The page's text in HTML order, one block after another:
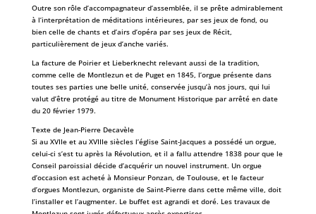
Outre son rôle d’accompagnateur d’assemblée, il se prête admirablement
à l’interprétation de méditations intérieures, par ses jeux de fond, ou
bien celle de chants et d’airs d’opéra par ses jeux de Récit,
particulièrement de jeux d’anche variés.
La facture de Poirier et Lieberknecht relevant aussi de la tradition,
comme celle de Montlezun et de Puget en 1845, l’orgue présente dans
toutes ses parties une belle unité, conservée jusqu’à nos jours, qui lui
valut d’être protégé au titre de Monument Historique par arrêté en date
du 20 février 1979.
Texte de Jean-Pierre Decavèle
Si au XVIIe et au XVIIIe siècles l’église Saint-Jacques a possédé un orgue,
celui-ci s’est tu après la Révolution, et il a fallu attendre 1838 pour que le
Conseil paroissial décide d’acquérir un nouvel instrument. Un orgue
d’occasion est acheté à Monsieur Ponzan, de Toulouse, et le facteur
d’orgues Montlezun, organiste de Saint-Pierre dans cette même ville, doit
l’installer et l’augmenter. Le buffet est agrandi et doré. Les travaux de